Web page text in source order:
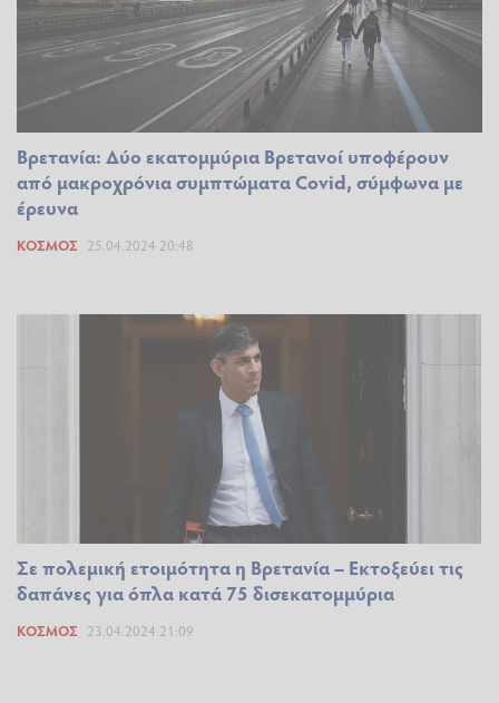
Βρετανία: Δύο εκατομμύρια Βρετανοί υποφέρουν
από μακροχρόνια συμπτώματα Covid, σύμφωνα με
έρευνα
ΚΌΣΜΟΣ 25.04.2024 20:48
Σε πολεμική ετοιμότητα η Βρετανία – Εκτοξεύει τις
δαπάνες για όπλα κατά 75 δισεκατομμύρια
ΚΌΣΜΟΣ 23.04.2024 21:09